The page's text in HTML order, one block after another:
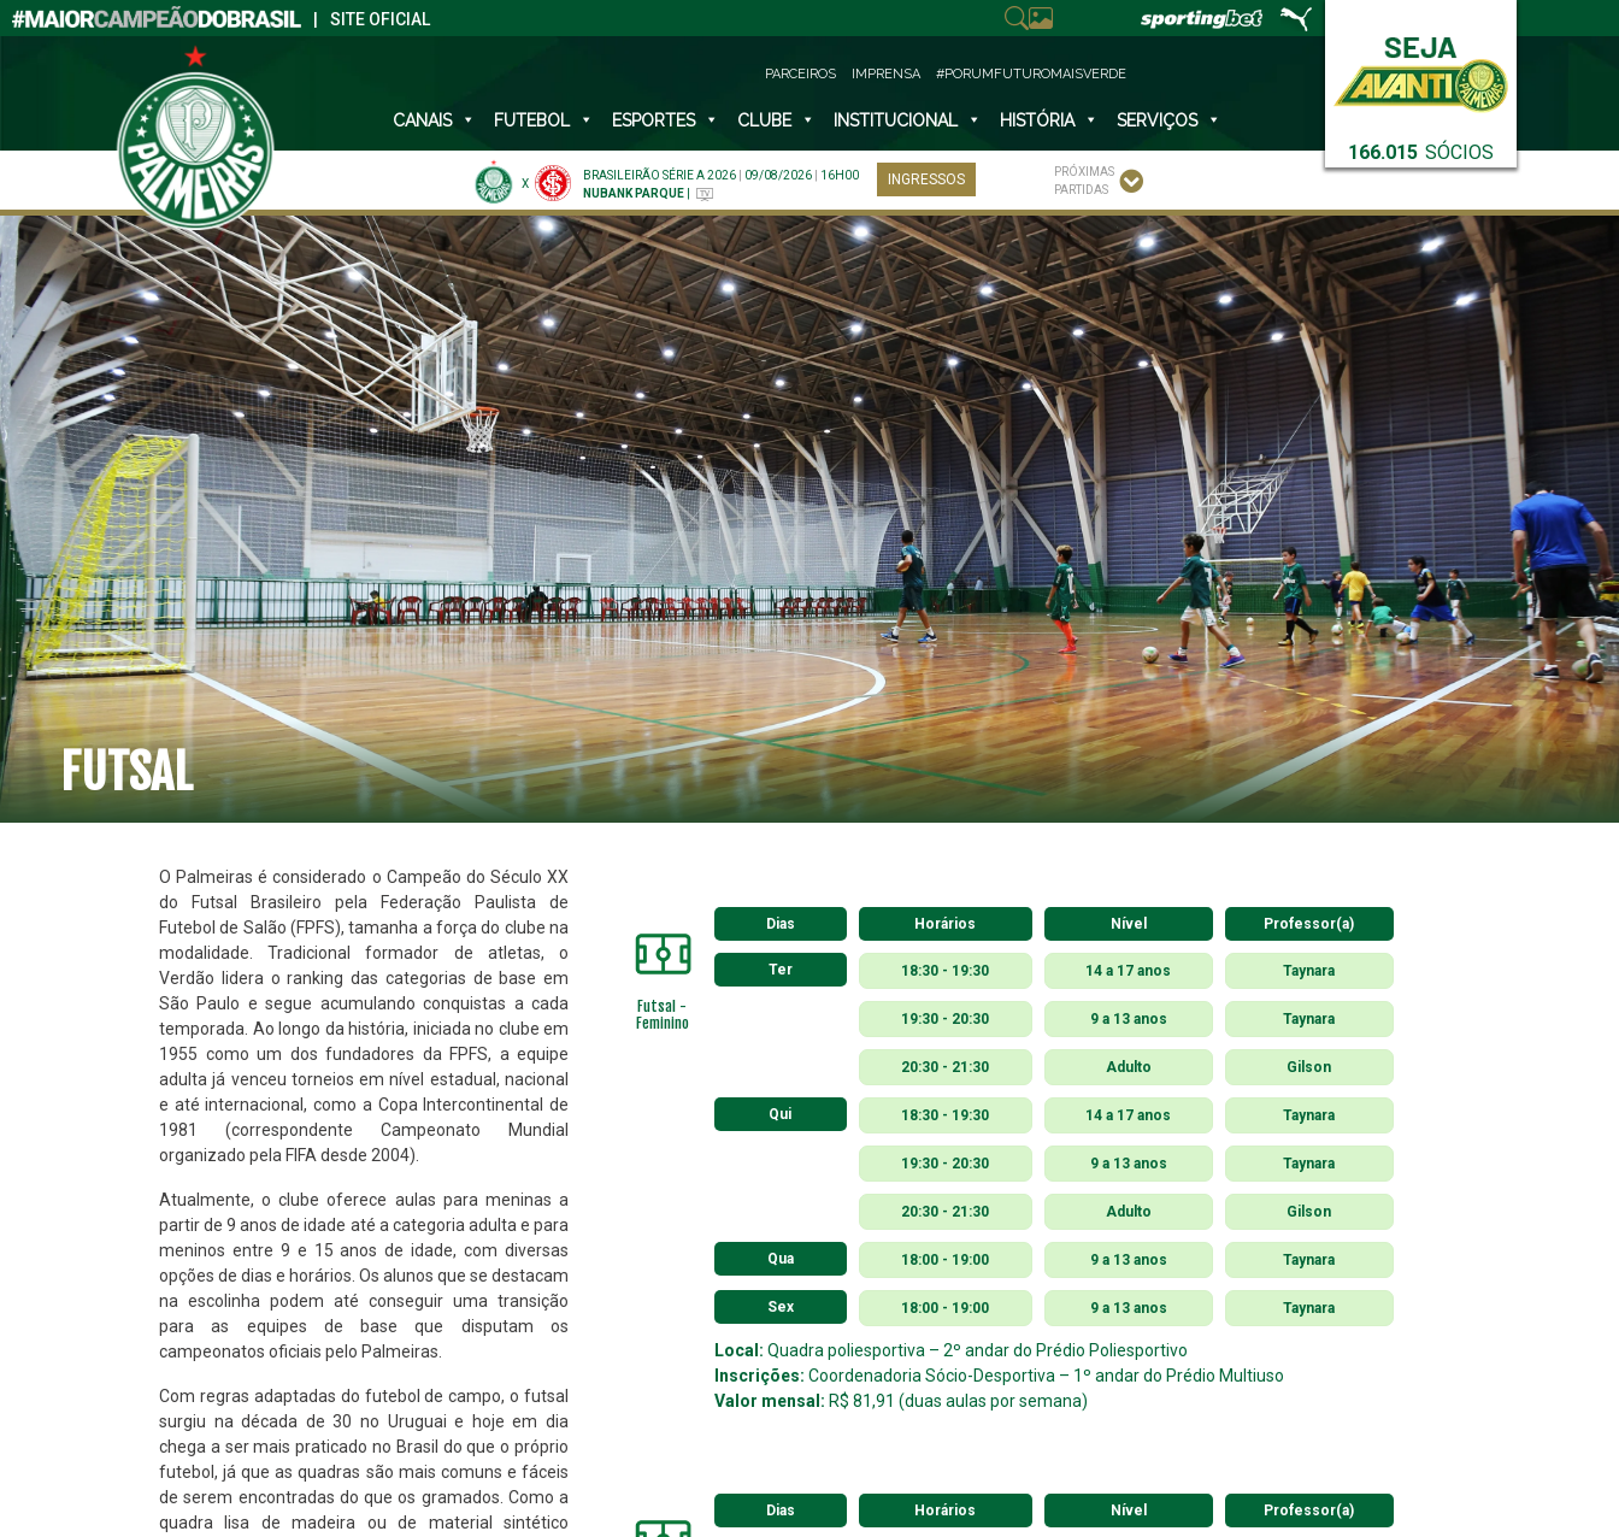
SITE OFICIAL
166.015 SÓCIOS
PARCEIROS IMPRENSA #PORUMFUTUROMAISVERDE
CANAIS FUTEBOL ESPORTES CLUBE INSTITUCIONAL HISTÓRIA SERVIÇOS
X
BRASILEIRÃO SÉRIE A 2026 09/08/2026
16H00
NUBANK PARQUE
INGRESSOS
PRÓXIMAS
PARTIDAS
FUTSAL
O Palmeiras é considerado o Campeão do Século XX
do Futsal Brasileiro pela Federação Paulista de
Futebol de Salão (FPFS), tamanha a força do clube na
modalidade. Tradicional formador de atletas, o
Verdão lidera o ranking das categorias de base em
São Paulo e segue acumulando conquistas a cada
temporada. Ao longo da história, iniciada no clube em
1955 como um dos fundadores da FPFS, a equipe
adulta já venceu torneios em nível estadual, nacional
e até internacional, como a Copa Intercontinental de
1981 (correspondente Campeonato Mundial
organizado pela FIFA desde 2004).
Atualmente, o clube oferece aulas para meninas a
partir de 9 anos de idade até a categoria adulta e para
meninos entre 9 e 15 anos de idade, com diversas
opções de dias e horários. Os alunos que se destacam
na escolinha podem até conseguir uma transição
para as equipes de base que disputam os
campeonatos oficiais pelo Palmeiras.
Com regras adaptadas do futebol de campo, o futsal
surgiu na década de 30 no Uruguai e hoje em dia
chega a ser mais praticado no Brasil do que o próprio
futebol, já que as quadras são mais comuns e fáceis
de serem encontradas do que os gramados. Como a
quadra lisa de madeira ou de material sintético
Futsal -
Feminino
Dias Horários Nível Professor(a)
Ter 18:30 - 19:30 14 a 17 anos Taynara
19:30 - 20:30 9 a 13 anos Taynara
20:30 - 21:30 Adulto Gilson
Qui 18:30 - 19:30 14 a 17 anos Taynara
19:30 - 20:30 9 a 13 anos Taynara
20:30 - 21:30 Adulto Gilson
Qua 18:00 - 19:00 9 a 13 anos Taynara
Sex 18:00 - 19:00 9 a 13 anos Taynara
Local: Quadra poliesportiva – 2º andar do Prédio Poliesportivo
Inscrições: Coordenadoria Sócio-Desportiva – 1º andar do Prédio Multiuso
Valor mensal: R$ 81,91 (duas aulas por semana)
Dias Horários Nível Professor(a)